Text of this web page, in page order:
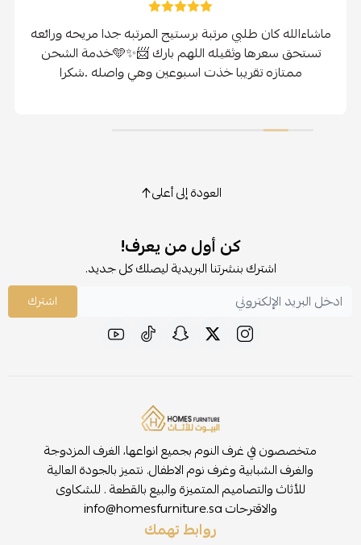
ماشاءالله كان طلبي مرتبة برستيج المرتبه جدا مريحه ورائعه
تستحق سعرها وثقيله اللهم بارك 📨✨🩵خدمة الشحن
ممتازه تقريبا خذت اسبوعين وهي واصله .شكرا
العودة إلى أعلى
كن أول من يعرف!
اشترك بنشرتنا البريدية ليصلك كل جديد.
اشترك
متخصصون في غرف النوم بجميع انواعها، الغرف المزدوجة
والغرف الشبابية وغرف نوم الاطفال. نتميز بالجودة العالية
للأثاث والتصاميم المتميزة والبيع بالقطعة . للشكاوى
والاقترحاتinfo@homesfurniture.sa
روابط تهمك